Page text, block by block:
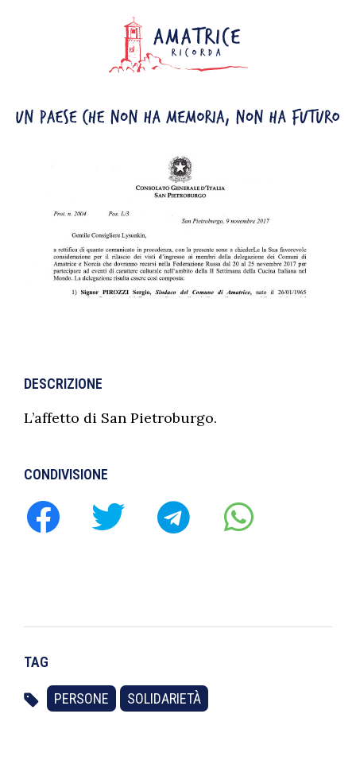
DESCRIZIONE
L’affetto di San Pietroburgo.
CONDIVISIONE
TAG
PERSONE SOLIDARIETÀ